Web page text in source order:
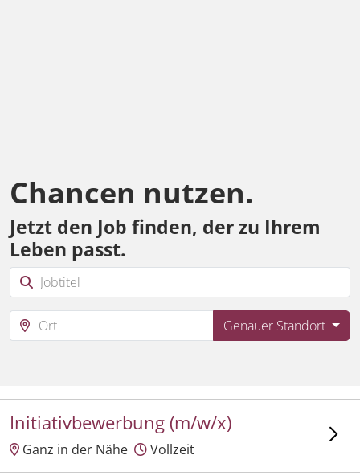
Chancen nutzen.
Jetzt den Job finden, der zu Ihrem
Leben passt.
Genauer Standort
Initiativbewerbung (m/w/x)
Ganz in der Nähe Vollzeit